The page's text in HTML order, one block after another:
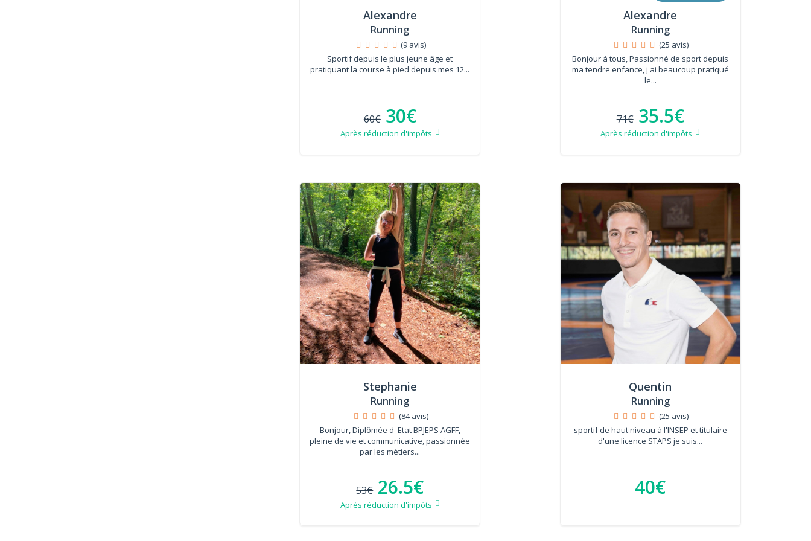
Alexandre
Running
(9 avis)
Sportif depuis le plus jeune âge et
pratiquant la course à pied depuis mes 12...
60€ 30€
Après réduction d'impôts
Alexandre
Running
(25 avis)
Bonjour à tous, Passionné de sport depuis
ma tendre enfance, j'ai beaucoup pratiqué
le...
71€ 35.5€
Après réduction d'impôts
Stephanie
Running
(84 avis)
Bonjour, Diplômée d' Etat BPJEPS AGFF,
pleine de vie et communicative, passionnée
par les métiers...
53€ 26.5€
Après réduction d'impôts
Quentin
Running
(25 avis)
sportif de haut niveau à l'INSEP et titulaire
d'une licence STAPS je suis...
40€